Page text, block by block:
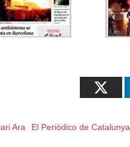
Ara El Periódico de Catalunya